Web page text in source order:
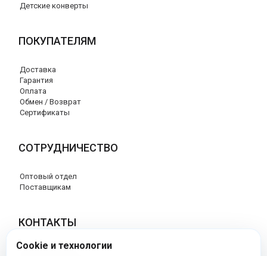
Детские конверты
ПОКУПАТЕЛЯМ
Доставка
Гарантия
Оплата
Обмен / Возврат
Сертификаты
СОТРУДНИЧЕСТВО
Оптовый отдел
Поставщикам
КОНТАКТЫ
8 (800) 707-76-34
Cookie и технологии